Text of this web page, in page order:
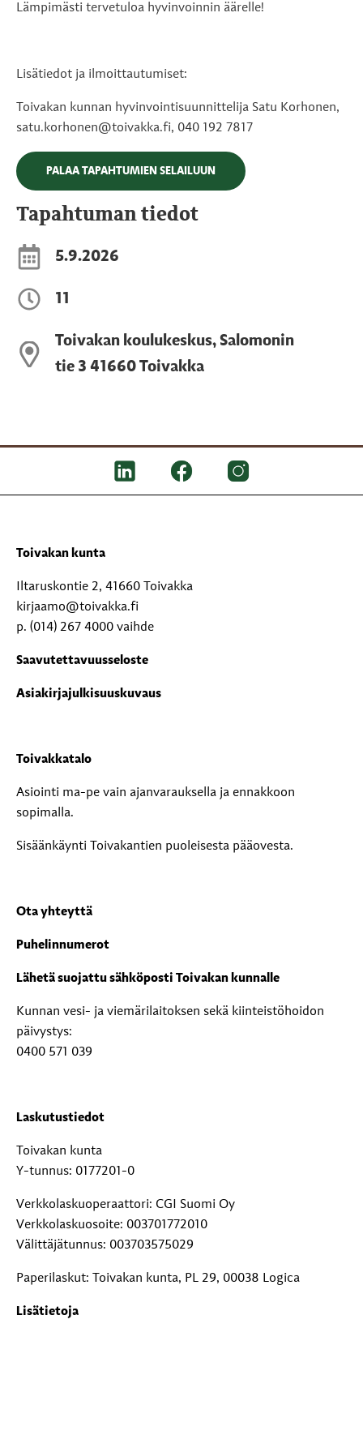
Lämpimästi tervetuloa hyvinvoinnin äärelle!
Lisätiedot ja ilmoittautumiset:
Toivakan kunnan hyvinvointisuunnittelija Satu Korhonen,
satu.korhonen@toivakka.fi, 040 192 7817
PALAA TAPAHTUMIEN SELAILUUN
Tapahtuman tiedot
5.9.2026
11
Toivakan koulukeskus, Salomonin
tie 3 41660 Toivakka
Toivakan kunta
Iltaruskontie 2, 41660 Toivakka
kirjaamo@toivakka.fi
p. (014) 267 4000 vaihde
Saavutettavuusseloste
Asiakirjajulkisuuskuvaus
Toivakkatalo
Asiointi ma-pe vain ajanvarauksella ja ennakkoon
sopimalla.
Sisäänkäynti Toivakantien puoleisesta pääovesta.
Ota yhteyttä
Puhelinnumerot
Lähetä suojattu sähköposti Toivakan kunnalle
Kunnan vesi- ja viemärilaitoksen sekä kiinteistöhoidon
päivystys:
0400 571 039
Laskutustiedot
Toivakan kunta
Y-tunnus: 0177201-0
Verkkolaskuoperaattori: CGI Suomi Oy
Verkkolaskuosoite: 003701772010
Välittäjätunnus: 003703575029
Paperilaskut: Toivakan kunta, PL 29, 00038 Logica
Lisätietoja